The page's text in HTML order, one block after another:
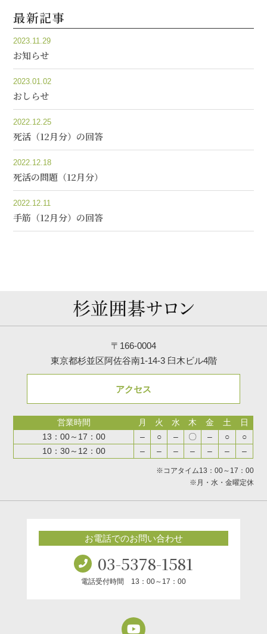
最新記事
2023.11.29
お知らせ
2023.01.02
おしらせ
2022.12.25
死活（12月分）の回答
2022.12.18
死活の問題（12月分）
2022.12.11
手筋（12月分）の回答
〒166-0004
東京都杉並区阿佐谷南1-14-3 臼木ビル4階
アクセス
営業時間 月 火 水 木 金 土
日
13：00～17：00
– ○ – 〇 – ○
○
10：30～12：00
– – – – – – –
※コアタイム13：00～17：00
※月・水・金曜定休
お電話でのお問い合わせ
03-5378-1581
電話受付時間 13：00～17：00